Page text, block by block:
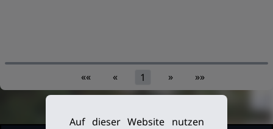
«« « 1 » »»
Auf dieser Website nutzen